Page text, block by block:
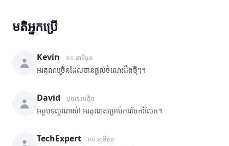
មតិអ្នកប្រើ
Kevin ១០ នាទីមុន
អរគុណច្រើនដែលបានផ្តល់ចំណេះដឹងថ្មីៗ។
David មុននេះបន្តិច
អត្ថបទល្អណាស់! អរគុណសម្រាប់ការចែករំលែក។
TechExpert ១០ នាទីមុន